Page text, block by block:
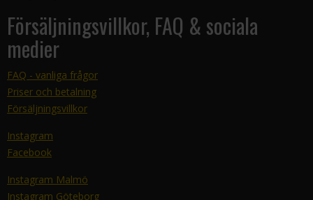
Försäljningsvillkor, FAQ & sociala
medier
FAQ - vanliga frågor
Priser och betalning
Försäljningsvillkor
Instagram
Facebook
Instagram Malmö
Instagram Göteborg